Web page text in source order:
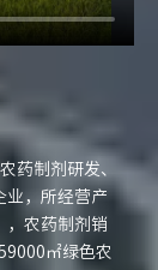
药制剂研发、
业，所经营产
农药制剂销
㎡绿色农